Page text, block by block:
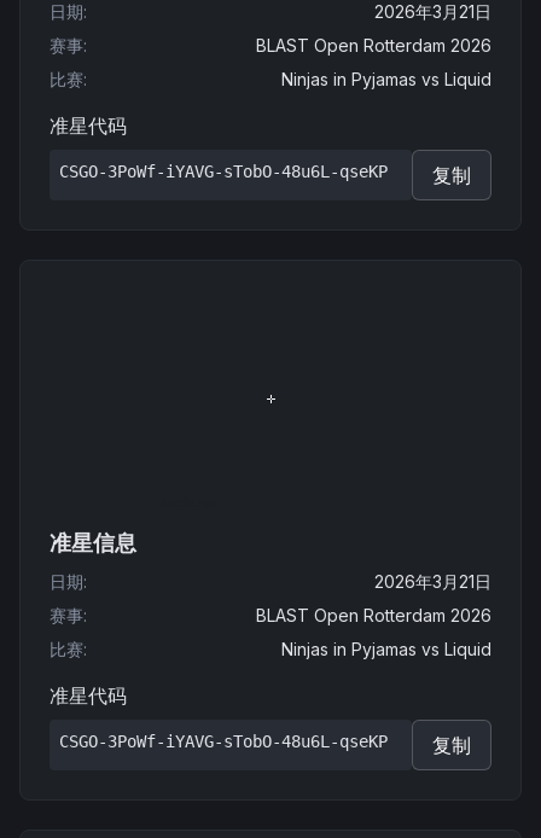
日期:
2026年3月21日
赛事:
BLAST Open Rotterdam 2026
比赛: Ninjas in Pyjamas vs Liquid
准星代码
CSGO-3PoWf-iYAVG-sTobO-48u6L-qseKP 复制
准星信息
日期:
2026年3月21日
赛事:
BLAST Open Rotterdam 2026
比赛: Ninjas in Pyjamas vs Liquid
准星代码
CSGO-3PoWf-iYAVG-sTobO-48u6L-qseKP 复制